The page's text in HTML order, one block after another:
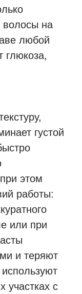
волосы на
любой
глюкоза,
густой
этом
работы:
или при
и теряют
участках с